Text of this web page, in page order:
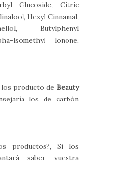
Glucoside, Citric
Hexyl Cinnamal,
Butylphenyl
lsomethyl lonone,
los producto de Beauty
los de carbón
productos?, Si los
saber vuestra